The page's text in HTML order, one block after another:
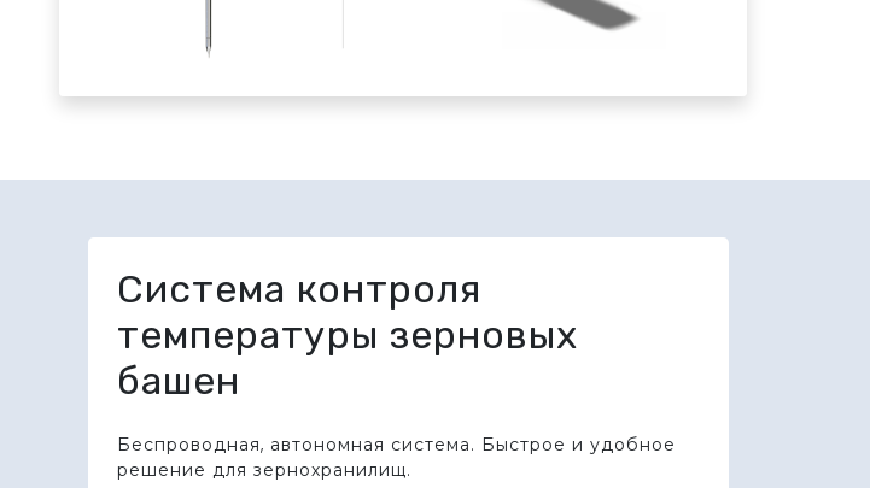
Система контроля
температуры зерновых
башен
Беспроводная, автономная система. Быстрое и удобное
решение для зернохранилищ.